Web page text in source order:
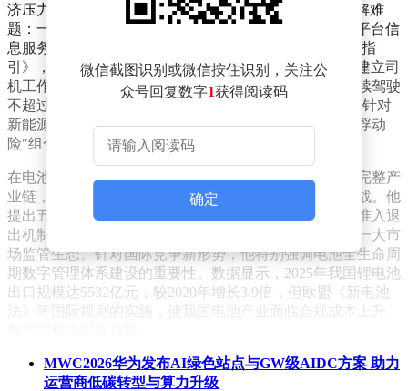
济压力增大、职业稳定性下降。他建议通过"组合拳"破解难
题：一是推动主流平台抽成比例控制在18%-25%，聚合平台信
息服务费降至5%以内；二是制定《网约车平台风险分担指
引》，要求平台将保费分担比例提升至10%-15%；三是建立司
机工作时长管控机制，明确日均驾驶不超过10小时、连续驾驶
不超过4小时，并通过APP疲劳预警功能强制休息；四是针对
新能源网约车，制定核心部件维修规范并开发"基础险+浮动
险"组合产品。
在电池产业领域，张天任指出行业虽已形成全球领先的完整产
业链，但面临盲目扩张、产能过剩、低价恶性竞争等挑战。他
提出五项改革建议：构建产能动态调控体系、完善市场准入退
出机制、遏制垄断性竞争、加强技术创新投入、建设统一大市
场监管生态。针对国际竞争新形势，他特别强调电池全生命周
期数字管理体系建设的重要性。数据显示，2025年我国锂电池
出口规模达5532亿元，较2020年增长3.9倍，但欧盟《新电池
法》等国际规则的实施，使我国电池产业面临合规成本上升、
为应对这些挑战，张天任建议从五个方面系统推进：在生产环
节为电池赋予唯一"身份证"号码，建立覆盖销售、使用、回
微信截图识别或微信按住识别，关注公
众号回复数字1获得阅读码
确定
MWC2026华为发布AI绿色站点与GW级AIDC方案 助力
运营商低碳转型与算力升级